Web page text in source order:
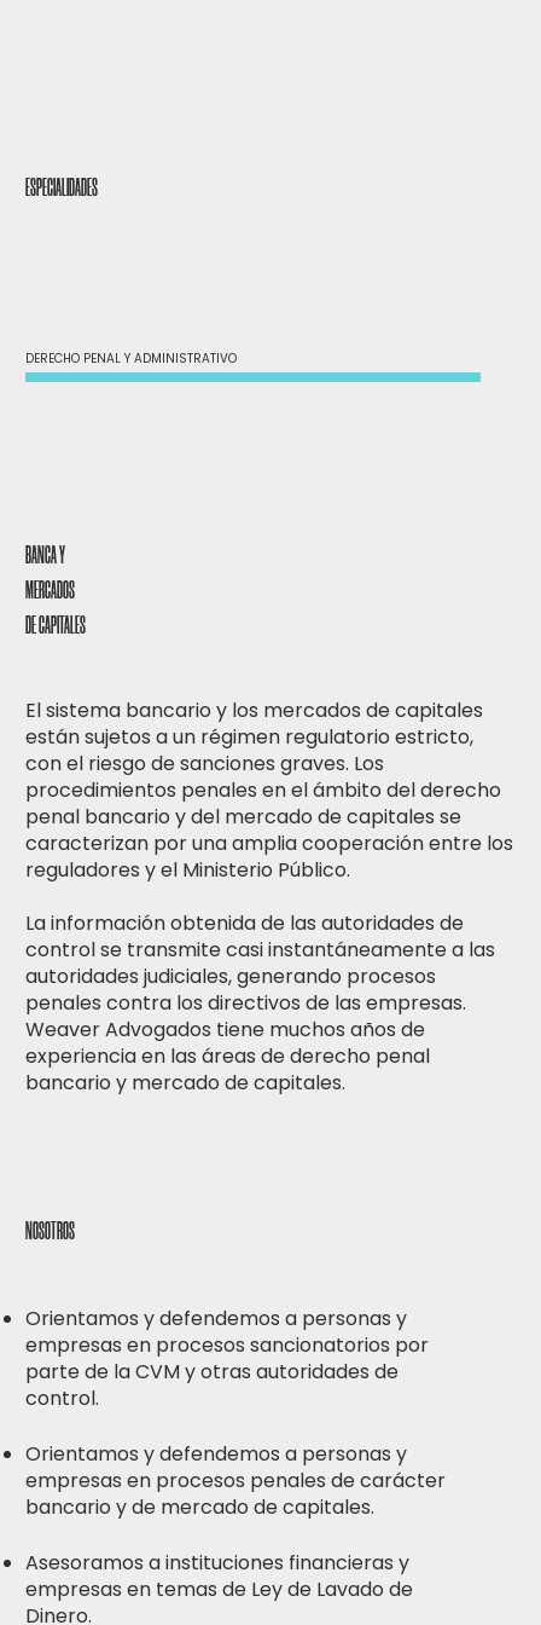
ESPECIALIDADES
DERECHO PENAL Y ADMINISTRATIVO
BANCA Y
MERCADOS
DE CAPITALES
El sistema bancario y los mercados de capitales
están sujetos a un régimen regulatorio estricto,
con el riesgo de sanciones graves. Los
procedimientos penales en el ámbito del derecho
penal bancario y del mercado de capitales se
caracterizan por una amplia cooperación entre los
reguladores y el Ministerio Público.
La información obtenida de las autoridades de
control se transmite casi instantáneamente a las
autoridades judiciales, generando procesos
penales contra los directivos de las empresas.
Weaver Advogados tiene muchos años de
experiencia en las áreas de derecho penal
bancario y mercado de capitales.
NOSOTROS
Orientamos y defendemos a personas y
empresas en procesos sancionatorios por
parte de la CVM y otras autoridades de
control.
Orientamos y defendemos a personas y
empresas en procesos penales de carácter
bancario y de mercado de capitales.
Asesoramos a instituciones financieras y
empresas en temas de Ley de Lavado de
Dinero.